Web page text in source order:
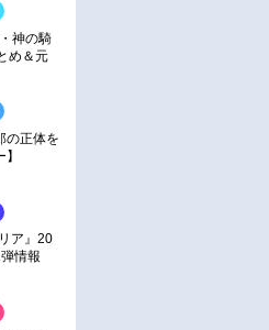
神の騎
め＆元
の正体を
ア』20
情報